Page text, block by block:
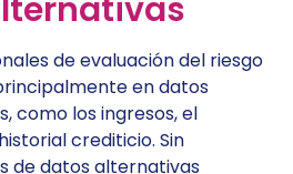
de evaluación del riesgo
en datos
como los ingresos, el
crediticio. Sin
de datos alternativas